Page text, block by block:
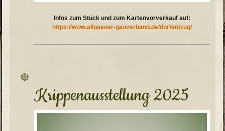
Infos zum Stück und zum Kartenvorverkauf auf:
https://www.allgaeuer-gauverband.de/dorfentzug/
Krippenausstellung 2025